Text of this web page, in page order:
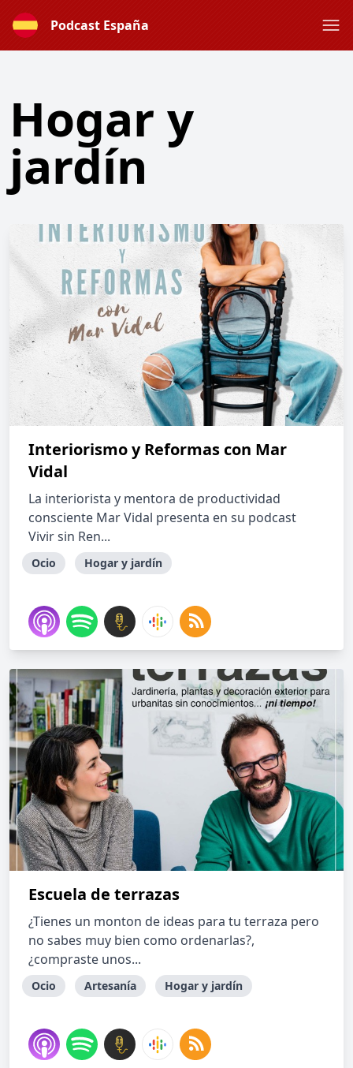
Podcast España
Hogar y
jardín
Interiorismo y Reformas con Mar
Vidal
La interiorista y mentora de productividad
consciente Mar Vidal presenta en su podcast
Vivir sin Ren...
Ocio Hogar y jardín
Escuela de terrazas
¿Tienes un monton de ideas para tu terraza pero
no sabes muy bien como ordenarlas?,
¿compraste unos...
Ocio Artesanía Hogar y jardín